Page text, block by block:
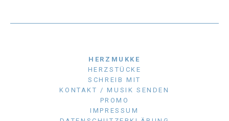
HERZMUKKE
HERZSTÜCKE
SCHREIB MIT
KONTAKT / MUSIK SENDEN
PROMO
IMPRESSUM